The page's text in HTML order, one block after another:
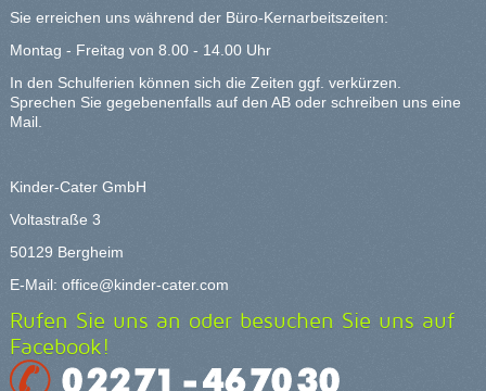
Sie erreichen uns während der Büro-Kernarbeitszeiten:
Montag - Freitag von 8.00 - 14.00 Uhr
In den Schulferien können sich die Zeiten ggf. verkürzen.
Sprechen Sie gegebenenfalls auf den AB oder schreiben uns eine
Mail.
Kinder-Cater GmbH
Voltastraße 3
50129 Bergheim
E-Mail: office@kinder-cater.com
Rufen Sie uns an oder besuchen Sie uns auf
Facebook!